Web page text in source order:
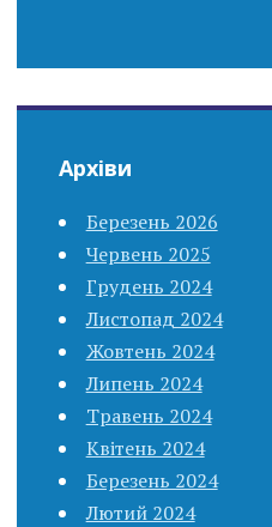
Архіви
Березень 2026
Червень 2025
Грудень 2024
Листопад 2024
Жовтень 2024
Липень 2024
Травень 2024
Квітень 2024
Березень 2024
Лютий 2024